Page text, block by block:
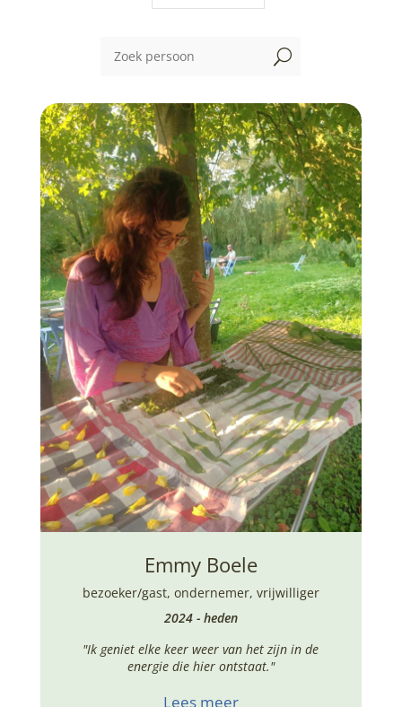
U
Emmy Boele
bezoeker/gast, ondernemer, vrijwilliger
2024 - heden
"Ik geniet elke keer weer van het zijn in de
energie die hier ontstaat."
Lees meer